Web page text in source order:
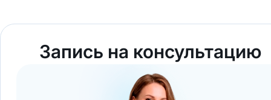
Запись на консультацию